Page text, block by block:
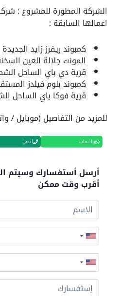
الشركة المطورة للمشروع :
اعمالها السابقة :
كمبوند ريفرز زايد الجديدة
المونت جلالة العين
قرية دي باي الساحل
كمبوند بلوم فيلدز
قرية فوكا باي الساحل
للمزيد من التفاصيل (موبايل / واتساب)
واتساب اتصل
أرسل أستفسارك وسيتم
أقرب وقت ممكن